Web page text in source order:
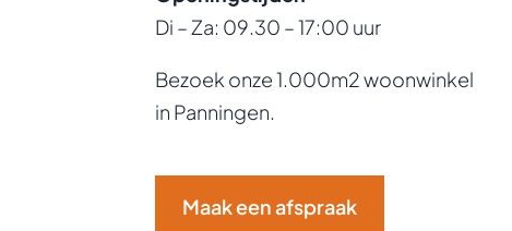
Di – Za: 09.30 – 17:00 uur
Bezoek onze 1.000m2 woonwinkel
in Panningen.
Maak een afspraak